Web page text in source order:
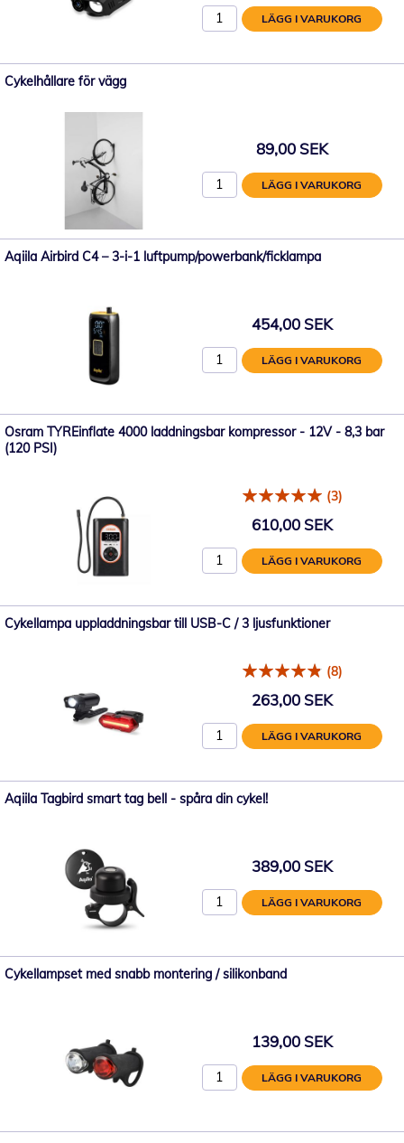
LÄGG I VARUKORG
Cykelhållare för vägg
89,00 SEK
LÄGG I VARUKORG
Aqiila Airbird C4 – 3-i-1 luftpump/powerbank/ficklampa
454,00 SEK
LÄGG I VARUKORG
Osram TYREinflate 4000 laddningsbar kompressor - 12V - 8,3 bar
(120 PSI)
(3)
610,00 SEK
LÄGG I VARUKORG
Cykellampa uppladdningsbar till USB-C / 3 ljusfunktioner
(8)
263,00 SEK
LÄGG I VARUKORG
Aqiila Tagbird smart tag bell - spåra din cykel!
389,00 SEK
LÄGG I VARUKORG
Cykellampset med snabb montering / silikonband
139,00 SEK
LÄGG I VARUKORG